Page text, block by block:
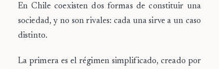
En Chile coexisten dos formas de constituir una
sociedad, y no son rivales: cada una sirve a un caso
distinto.
La primera es elrégimen simplificado, creado por